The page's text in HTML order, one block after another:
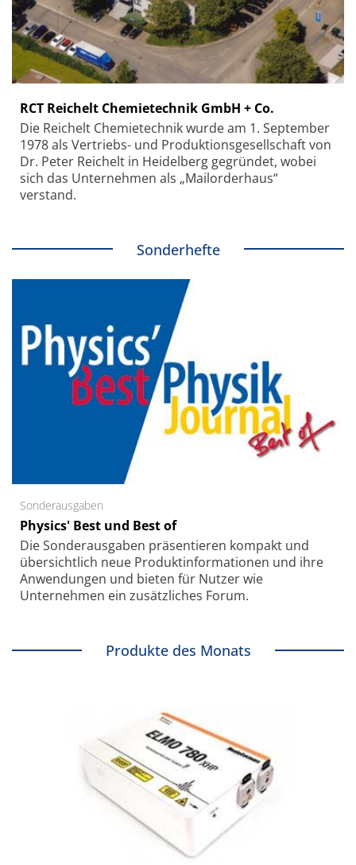
RCT Reichelt Chemietechnik GmbH + Co.
Die Reichelt Chemietechnik wurde am 1. September
1978 als Vertriebs- und Produktionsgesellschaft von
Dr. Peter Reichelt in Heidelberg gegründet, wobei
sich das Unternehmen als „Mailorderhaus“
verstand.
Sonderhefte
Sonderausgaben
Physics' Best und Best of
Die Sonder­ausgaben präsentieren kompakt und
übersichtlich neue Produkt­informationen und ihre
Anwendungen und bieten für Nutzer wie
Unternehmen ein zusätzliches Forum.
Produkte des Monats